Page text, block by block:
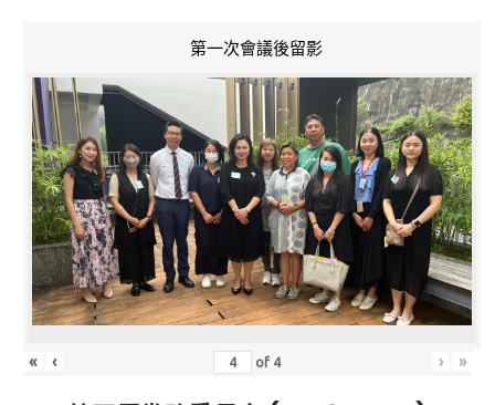
第一次會議後留影
« ‹ of 4 › »